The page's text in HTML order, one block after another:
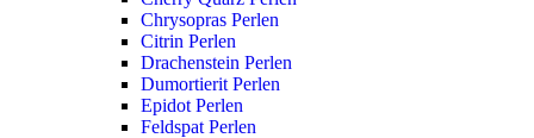
Chrysopras Perlen
Citrin Perlen
Drachenstein Perlen
Dumortierit Perlen
Epidot Perlen
Feldspat Perlen